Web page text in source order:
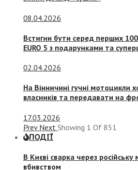
08.04.2026
Встигни бути серед перших
EURO 5 з подарунками та
02.04.2026
На Вінничині гучні мотоцикли
власників та передавати на
17.03.2026
Prev Next Showing 1 Of 851
ПОДІЇ
В Києві сварка через російську
вбивством